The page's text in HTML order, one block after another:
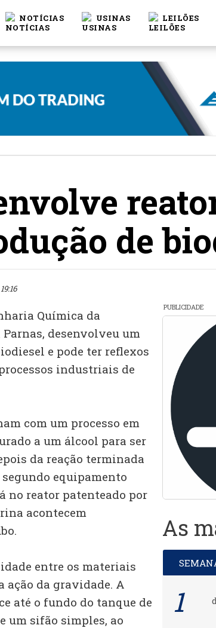
NOTÍCIAS USINAS LEILÕES
de
Química da
desenvolveu um
e pode ter reflexos
industriais de
com um processo em
a um álcool para ser
da reação terminada
equipamento
no reator patenteado por
acontecem
entre os materiais
ação da gravidade. A
até o fundo do tanque de
um sifão simples, ao
PUBLICIDADE
As